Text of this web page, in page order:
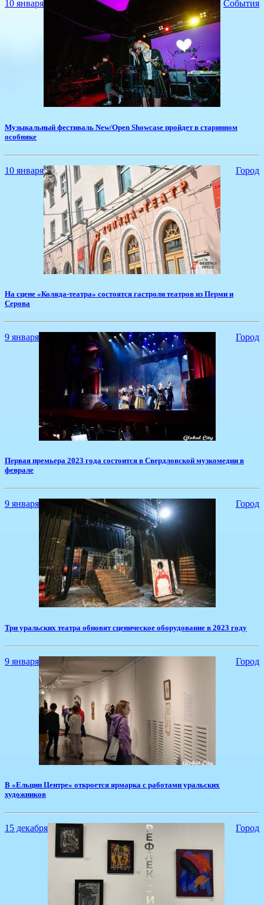
10 января События
​Музыкальный фестиваль New/Open Showcase пройдет в старинном
особняке
10 января Город
На сцене «Коляда-театра» состоятся гастроли театров из Перми и
Серова
9 января Город
​Первая премьера 2023 года состоится в Свердловской музкомедии в
феврале
9 января Город
​Три уральских театра обновят сценическое оборудование в 2023 году
9 января Город
​В «Ельцин Центре» откроется ярмарка с работами уральских
художников
15 декабря Город